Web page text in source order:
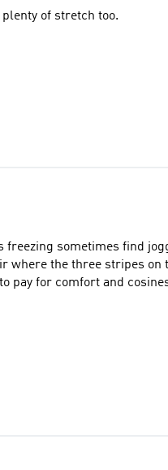
of stretch too.
freezing sometimes find
pay for comfort and